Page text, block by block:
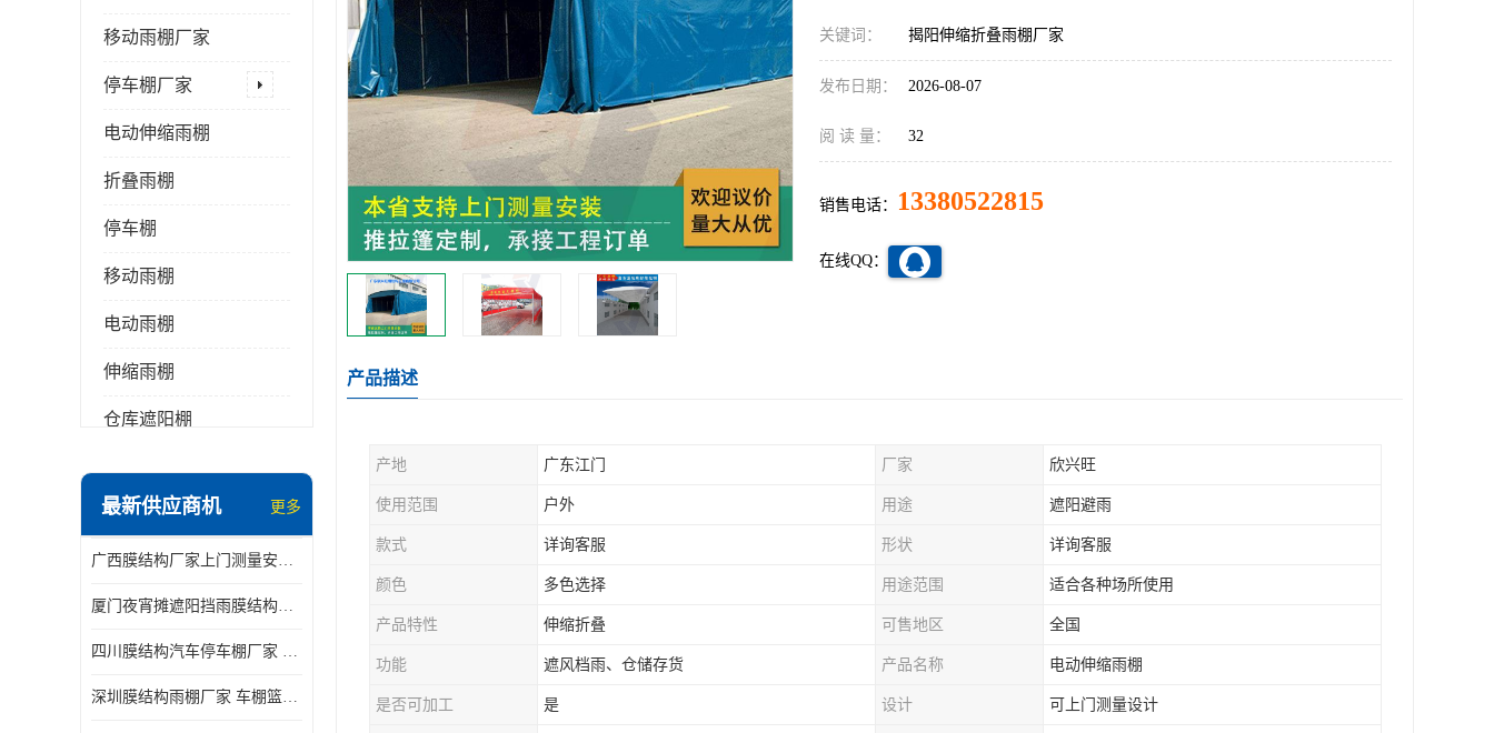
移动雨棚厂家
停车棚厂家
电动伸缩雨棚
折叠雨棚
停车棚
移动雨棚
电动雨棚
伸缩雨棚
仓库遮阳棚
电动推拉雨棚
膜结构停景观棚
最新供应商机 更多
广西膜结构厂家上门测量安装发货，厂家发货没有差价
厦门夜宵摊遮阳挡雨膜结构雨棚设计 上门测量 款式多
四川膜结构汽车停车棚厂家 款式多 提供报价
深圳膜结构雨棚厂家 车棚篮球场体育看台 规格多样
关键词： 揭阳伸缩折叠雨棚厂家
发布日期： 2026-08-07
阅 读 量： 32
销售电话： 13380522815
在线QQ：
产品描述
产地 广东江门 厂家 欣兴旺
使用范围 户外 用途 遮阳避雨
款式 详询客服 形状 详询客服
颜色 多色选择 用途范围 适合各种场所使用
产品特性 伸缩折叠 可售地区 全国
功能 遮风档雨、仓储存货 产品名称 电动伸缩雨棚
是否可加工 是 设计 可上门测量设计